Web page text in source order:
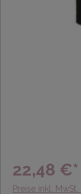
22,48 €*
Preise inkl.